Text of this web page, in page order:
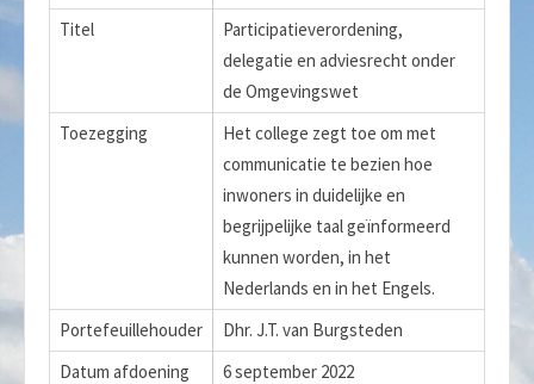
Titel
Participatieverordening,
delegatie en adviesrecht onder
de Omgevingswet
Toezegging
Het college zegt toe om met
communicatie te bezien hoe
inwoners in duidelijke en
begrijpelijke taal geïnformeerd
kunnen worden, in het
Nederlands en in het Engels.
Portefeuillehouder
Dhr. J.T. van Burgsteden
Datum afdoening
6 september 2022